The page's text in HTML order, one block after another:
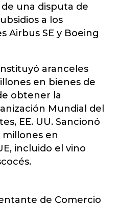
una disputa de
a los
Airbus SE y Boeing
aranceles
en bienes de
obtener la
Mundial del
EE. UU. Sancionó
millones en
incluido el vino
de Comercio